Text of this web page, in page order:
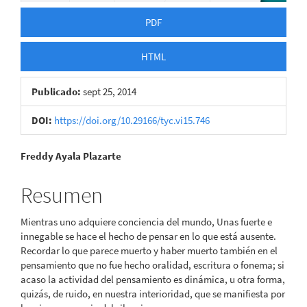
PDF
HTML
Publicado: sept 25, 2014
DOI: https://doi.org/10.29166/tyc.vi15.746
Contenido
principal
del
artículo
Freddy Ayala Plazarte
Resumen
Mientras uno adquiere conciencia del mundo, Unas fuerte e
innegable se hace el hecho de pensar en lo que está ausente.
Recordar lo que parece muerto y haber muerto también en el
pensamiento que no fue hecho oralidad, escritura o fonema; si
acaso la actividad del pensamiento es dinámica, u otra forma,
quizás, de ruido, en nuestra interioridad, que se manifiesta por